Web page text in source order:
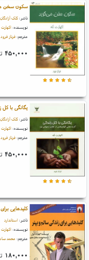
سکون سخن
ناشر: کلک آزادگان
نویسنده:
مترجم: فرناز فرود
۴۵۰,۰۰۰
یگانگی با کل
ناشر: کلک آزادگان
نویسنده:
مترجم: فرناز فرود
۴۵۰,۰۰۰
کلیدهایی
ناشر: استاندارد
نویسنده:
مترجم: محمد
۱۸۰,۰۰۰